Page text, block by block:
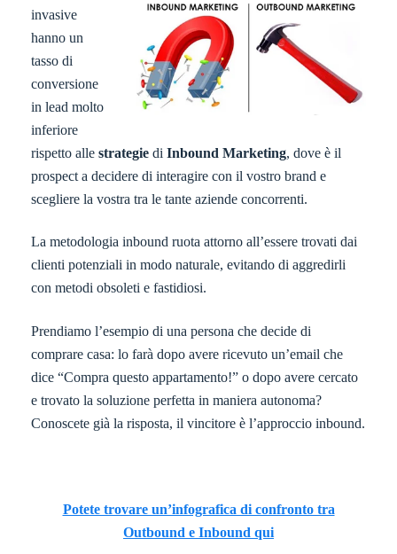
invasive
hanno un
tasso di
conversione
in lead molto
inferiore
rispetto alle strategie di Inbound Marketing, dove è il
prospect a decidere di interagire con il vostro brand e
scegliere la vostra tra le tante aziende concorrenti.
La metodologia inbound ruota attorno all’essere trovati dai
clienti potenziali in modo naturale, evitando di aggredirli
con metodi obsoleti e fastidiosi.
Prendiamo l’esempio di una persona che decide di
comprare casa: lo farà dopo avere ricevuto un’email che
dice “Compra questo appartamento!” o dopo avere cercato
e trovato la soluzione perfetta in maniera autonoma?
Conoscete già la risposta, il vincitore è l’approccio inbound.
Potete trovare un’infografica di confronto tra
Outbound e Inbound qui